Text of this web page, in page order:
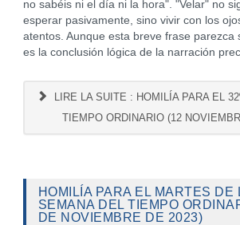
no sabéis ni el día ni la hora". "Velar" no
esperar pasivamente, sino vivir con los
atentos. Aunque esta breve frase parezca
es la conclusión lógica de la narración
LIRE LA SUITE : HOMILÍA PARA EL
TIEMPO ORDINARIO (12
HOMILÍA PARA EL MARTES DE
SEMANA DEL TIEMPO
DE NOVIEMBRE DE 2023)